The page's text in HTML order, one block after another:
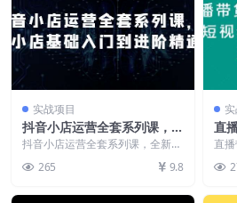
实战项目
抖音小店运营全套系列课，全
新升级，从小店基础入门到进
阶精通，系统掌握月销百万小
店的核心秘密
抖音小店运营全套系列课，全新升
系统掌握月销百万小店...
265 9.8
直
货
直
实操